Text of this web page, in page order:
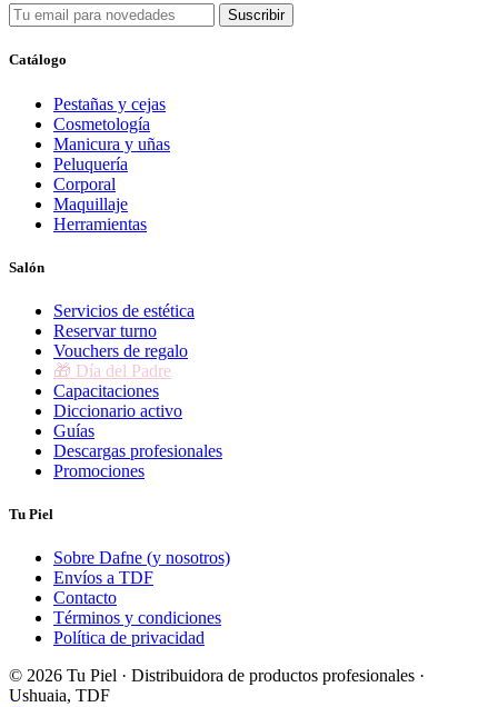
Suscribir
Catálogo
Pestañas y cejas
Cosmetología
Manicura y uñas
Peluquería
Corporal
Maquillaje
Herramientas
Salón
Servicios de estética
Reservar turno
Vouchers de regalo
🎁 Día del Padre
Capacitaciones
Diccionario activo
Guías
Descargas profesionales
Promociones
Tu Piel
Sobre Dafne (y nosotros)
Envíos a TDF
Contacto
Términos y condiciones
Política de privacidad
© 2026 Tu Piel · Distribuidora de productos profesionales ·
Ushuaia, TDF